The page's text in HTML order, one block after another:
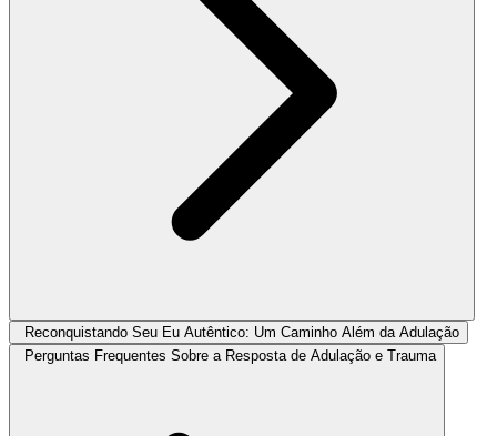
Reconquistando Seu Eu Autêntico: Um Caminho Além da Adulação
Perguntas Frequentes Sobre a Resposta de Adulação e Trauma